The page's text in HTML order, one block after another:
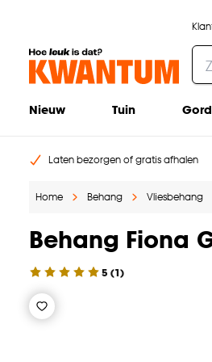
Nieuw Tuin
Laten bezorgen of gratis afhalen
Home Behang Vliesbehang
Behang Fiona
5 (1)